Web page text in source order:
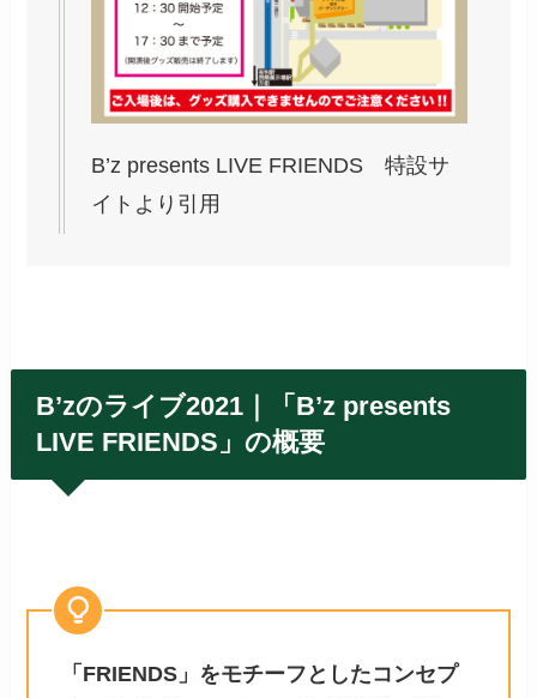
B’z presents LIVE FRIENDS 特設サ
イトより引用
B’zのライブ2021｜「 B’z presents
LIVE FRIENDS 」の概要
「FRIENDS」をモチーフとしたコンセプ